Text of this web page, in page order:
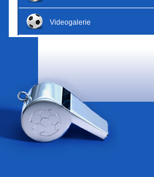
Videogalerie